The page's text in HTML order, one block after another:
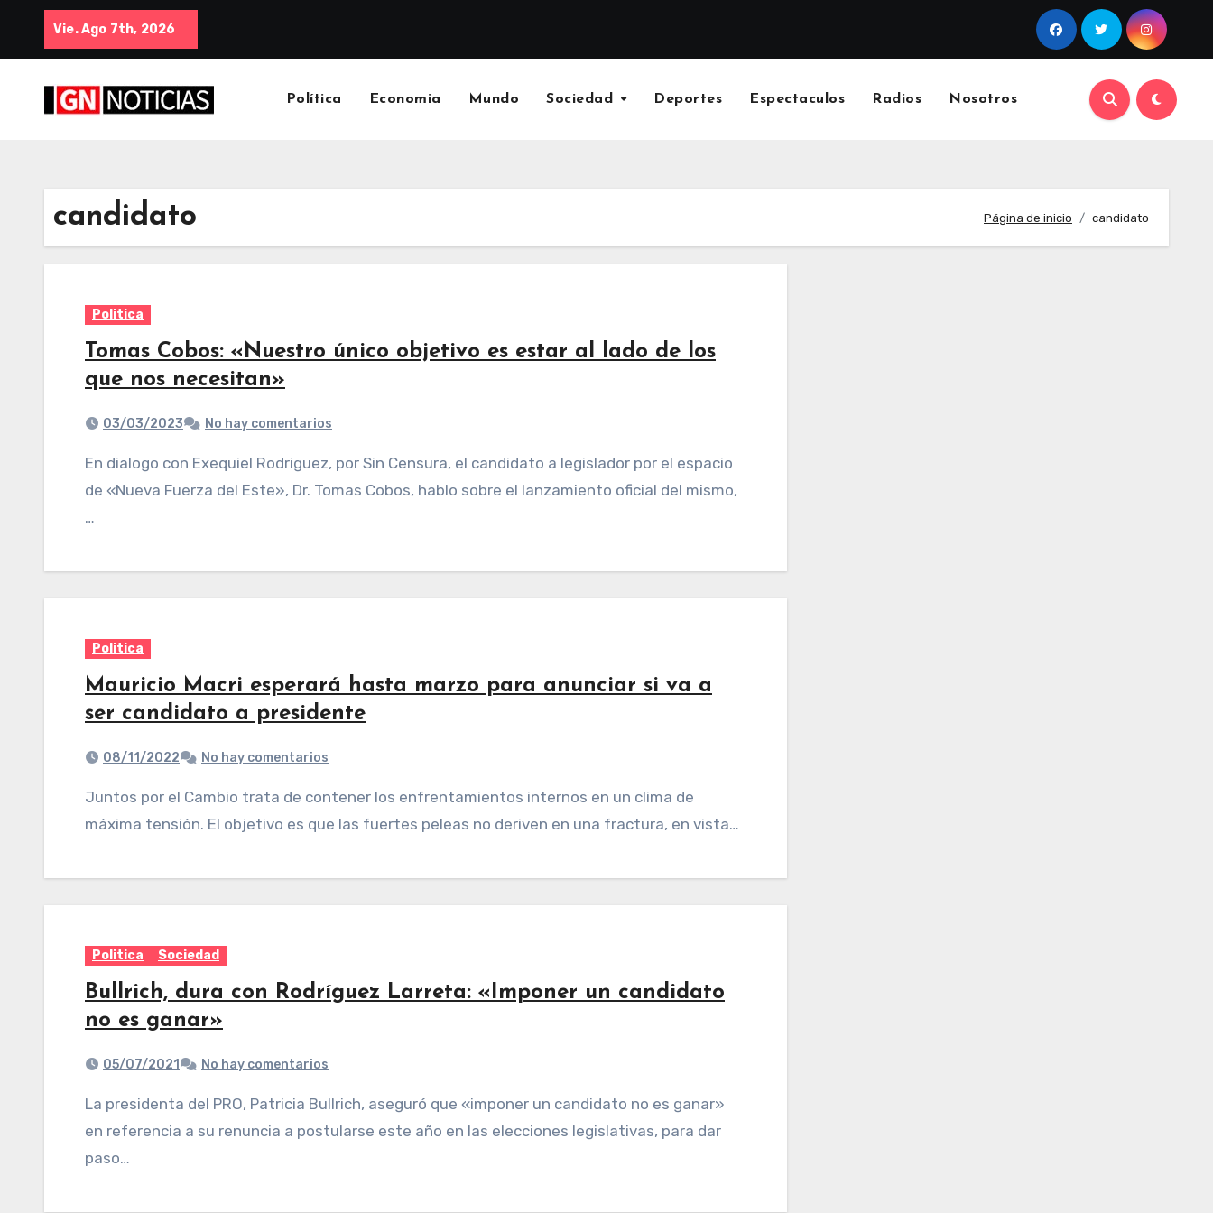
Vie. Ago 7th, 2026
Política Economia Mundo Sociedad Deportes Espectaculos Radios Nosotros
candidato Página de inicio candidato
Politica
Tomas Cobos: «Nuestro único objetivo es estar al lado de los
que nos necesitan»
03/03/2023 No hay comentarios
En dialogo con Exequiel Rodriguez, por Sin Censura, el candidato a legislador por el espacio
de «Nueva Fuerza del Este», Dr. Tomas Cobos, hablo sobre el lanzamiento oficial del mismo,
…
Politica
Mauricio Macri esperará hasta marzo para anunciar si va a
ser candidato a presidente
08/11/2022 No hay comentarios
Juntos por el Cambio trata de contener los enfrentamientos internos en un clima de
máxima tensión. El objetivo es que las fuertes peleas no deriven en una fractura, en vista…
Politica Sociedad
Bullrich, dura con Rodríguez Larreta: «Imponer un candidato
no es ganar»
05/07/2021 No hay comentarios
La presidenta del PRO, Patricia Bullrich, aseguró que «imponer un candidato no es ganar»
en referencia a su renuncia a postularse este año en las elecciones legislativas, para dar
paso…